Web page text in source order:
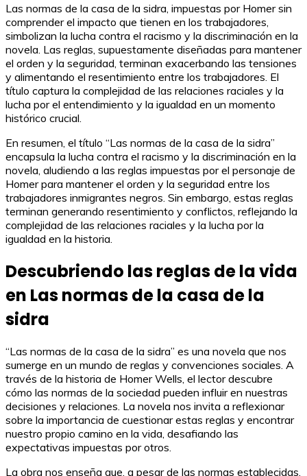
Las normas de la casa de la sidra, impuestas por Homer sin
comprender el impacto que tienen en los trabajadores,
simbolizan la lucha contra el racismo y la discriminación en la
novela. Las reglas, supuestamente diseñadas para mantener
el orden y la seguridad, terminan exacerbando las tensiones
y alimentando el resentimiento entre los trabajadores. El
título captura la complejidad de las relaciones raciales y la
lucha por el entendimiento y la igualdad en un momento
histórico crucial.
En resumen, el título “Las normas de la casa de la sidra”
encapsula la lucha contra el racismo y la discriminación en la
novela, aludiendo a las reglas impuestas por el personaje de
Homer para mantener el orden y la seguridad entre los
trabajadores inmigrantes negros. Sin embargo, estas reglas
terminan generando resentimiento y conflictos, reflejando la
complejidad de las relaciones raciales y la lucha por la
igualdad en la historia.
Descubriendo las reglas de la vida
en Las normas de la casa de la
sidra
“Las normas de la casa de la sidra” es una novela que nos
sumerge en un mundo de reglas y convenciones sociales. A
través de la historia de Homer Wells, el lector descubre
cómo las normas de la sociedad pueden influir en nuestras
decisiones y relaciones. La novela nos invita a reflexionar
sobre la importancia de cuestionar estas reglas y encontrar
nuestro propio camino en la vida, desafiando las
expectativas impuestas por otros.
La obra nos enseña que, a pesar de las normas establecidas,